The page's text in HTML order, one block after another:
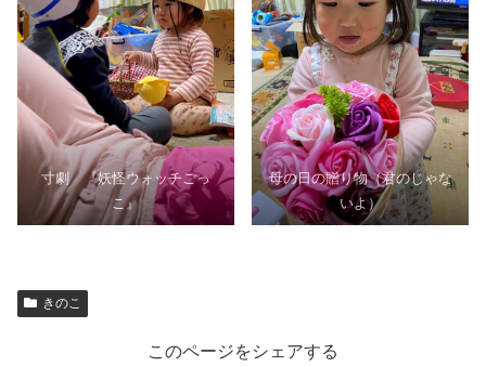
寸劇 『妖怪ウォッチごっ
こ』
母の日の贈り物（君のじゃな
いよ）
きのこ
このページをシェアする